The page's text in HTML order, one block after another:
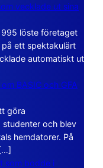
vecklade ut sina
löste företaget
ett spektakulärt
automatiskt ut
BASIC och GFA
göra
studenter och blev
hemdatorer. På
som bodde i